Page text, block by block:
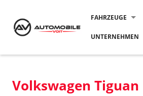
FAHRZEUGE
UNTERNEHMEN
Volkswagen Tiguan